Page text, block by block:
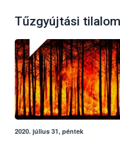
Tűzgyújtási
2020. július 31, péntek